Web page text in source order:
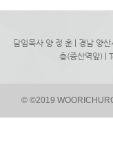
담임목사 양 정 훈 | 경남 양
층(증산역앞) |
© ©2019